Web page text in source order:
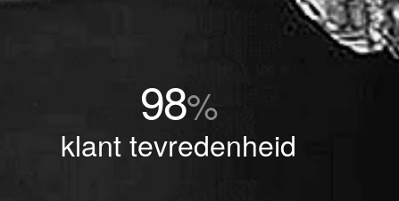
98%
klant tevredenheid